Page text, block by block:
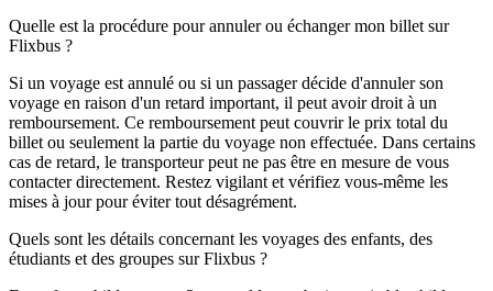
Quelle est la procédure pour annuler ou échanger mon billet sur
Flixbus ?
Si un voyage est annulé ou si un passager décide d'annuler son
voyage en raison d'un retard important, il peut avoir droit à un
remboursement. Ce remboursement peut couvrir le prix total du
billet ou seulement la partie du voyage non effectuée. Dans certains
cas de retard, le transporteur peut ne pas être en mesure de vous
contacter directement. Restez vigilant et vérifiez vous-même les
mises à jour pour éviter tout désagrément.
Quels sont les détails concernant les voyages des enfants, des
étudiants et des groupes sur Flixbus ?